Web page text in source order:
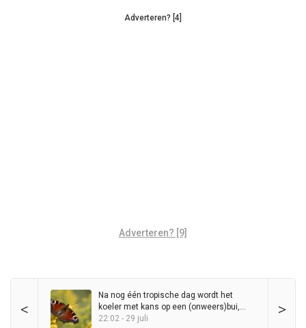
Adverteren? [4]
Adverteren? [9]
< >
Na nog één tropische dag wordt het
koeler met kans op een (onweers)bui,
maar zomer blijft in het zadel
22:02 - 29 juli